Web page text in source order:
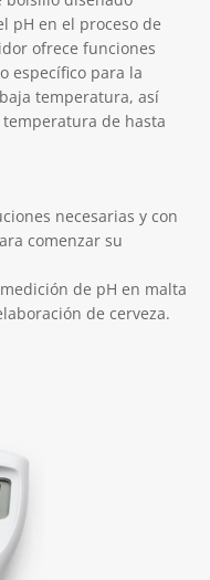
pH en el proceso de
ofrece funciones
específico para la
temperatura, así
de hasta
necesarias y con
comenzar su
de pH en malta
de cerveza.